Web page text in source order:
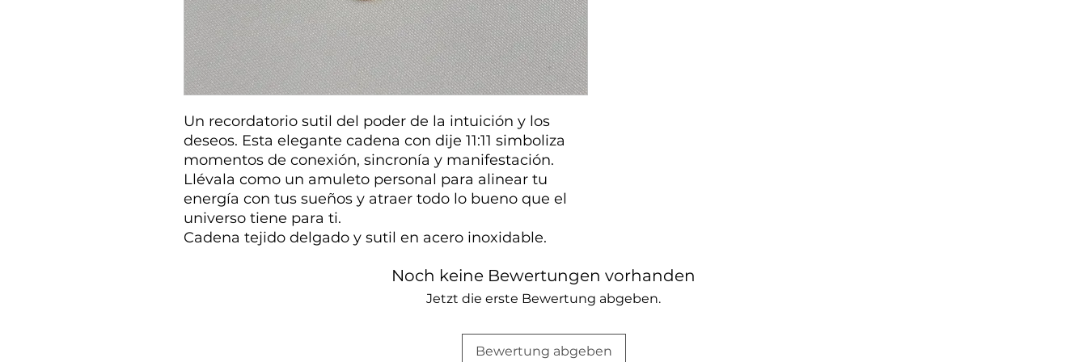
Un recordatorio sutil del poder de la intuición y los
deseos. Esta elegante cadena con dije 11:11 simboliza
momentos de conexión, sincronía y manifestación.
Llévala como un amuleto personal para alinear tu
energía con tus sueños y atraer todo lo bueno que el
universo tiene para ti.
Cadena tejido delgado y sutil en acero inoxidable.
Noch keine Bewertungen vorhanden
Jetzt die erste Bewertung abgeben.
Bewertung abgeben